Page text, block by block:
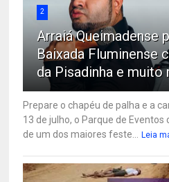
2
Arraiá Queimadense
Baixada Fluminense
da Pisadinha e muito
Prepare o chapéu de palha e a
13 de julho, o Parque de
de um dos maiores feste...
Leia